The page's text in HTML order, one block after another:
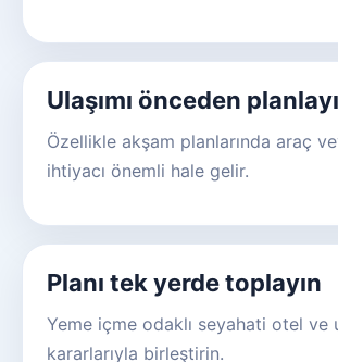
Ulaşımı önceden
Özellikle akşam planlarında araç
ihtiyacı önemli hale gelir.
Planı tek yerde toplayın
Yeme içme odaklı seyahati otel ve
kararlarıyla birleştirin.